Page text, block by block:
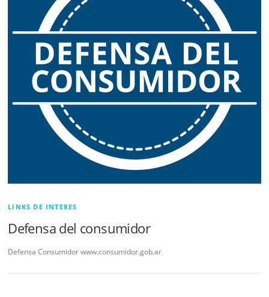
LINKS DE INTERES
Defensa del consumidor
Defensa Consumidor www.consumidor.gob.ar